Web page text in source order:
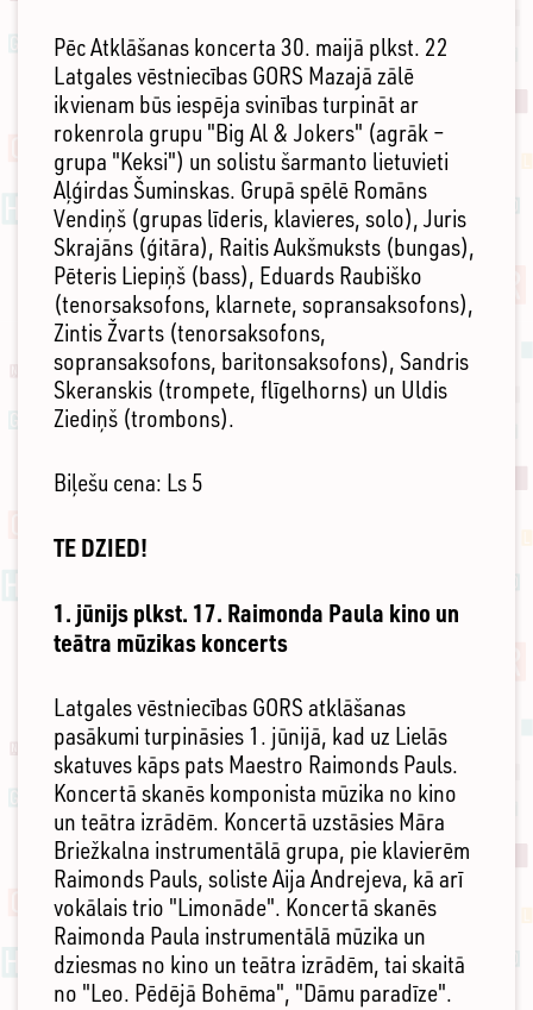
Pēc Atklāšanas koncerta 30. maijā plkst. 22
Latgales vēstniecības GORS Mazajā zālē
ikvienam būs iespēja svinības turpināt ar
rokenrola grupu "Big Al & Jokers" (agrāk –
grupa "Keksi") un solistu šarmanto lietuvieti
Aļģirdas Šuminskas. Grupā spēlē Romāns
Vendiņš (grupas līderis, klavieres, solo), Juris
Skrajāns (ģitāra), Raitis Aukšmuksts (bungas),
Pēteris Liepiņš (bass), Eduards Raubiško
(tenorsaksofons, klarnete, sopransaksofons),
Zintis Žvarts (tenorsaksofons,
sopransaksofons, baritonsaksofons), Sandris
Skeranskis (trompete, flīgelhorns) un Uldis
Ziediņš (trombons).
Biļešu cena: Ls 5
TE DZIED!
1. jūnijs plkst. 17. Raimonda Paula kino un
teātra mūzikas koncerts
Latgales vēstniecības GORS atklāšanas
pasākumi turpināsies 1. jūnijā, kad uz Lielās
skatuves kāps pats Maestro Raimonds Pauls.
Koncertā skanēs komponista mūzika no kino
un teātra izrādēm. Koncertā uzstāsies Māra
Briežkalna instrumentālā grupa, pie klavierēm
Raimonds Pauls, soliste Aija Andrejeva, kā arī
vokālais trio "Limonāde". Koncertā skanēs
Raimonda Paula instrumentālā mūzika un
dziesmas no kino un teātra izrādēm, tai skaitā
no "Leo. Pēdējā Bohēma", "Dāmu paradīze".